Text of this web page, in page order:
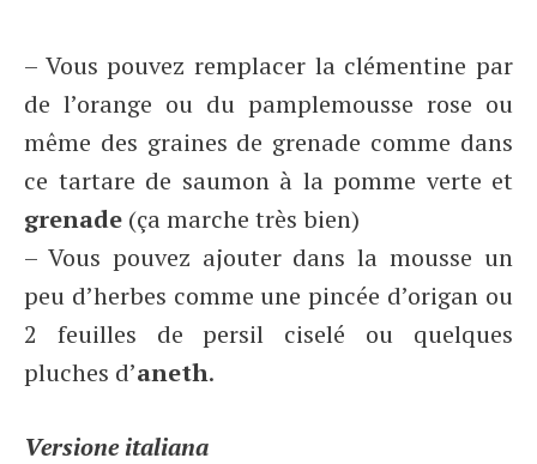
– Vous pouvez remplacer la clémentine par
de l’orange ou du pamplemousse rose ou
même des graines de grenade comme dans
ce tartare de saumon à la pomme verte et
grenade (ça marche très bien)
– Vous pouvez ajouter dans la mousse un
peu d’herbes comme une pincée d’origan ou
2 feuilles de persil ciselé ou quelques
pluches d’aneth.
Versione italiana